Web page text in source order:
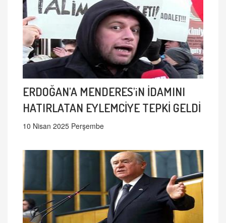
ERDOĞAN'A MENDERES'iN İDAMINI
HATIRLATAN EYLEMCİYE TEPKİ GELDİ
10 Nisan 2025 Perşembe